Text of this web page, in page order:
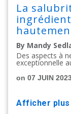
La
By Mandy
Des aspects à
exceptionnelle
on 07 JUIN
afficher plus